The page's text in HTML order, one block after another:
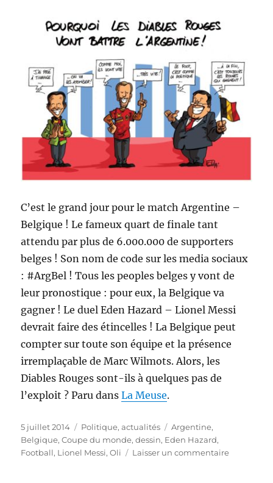
C’est le grand jour pour le match Argentine –
Belgique ! Le fameux quart de finale tant
attendu par plus de 6.000.000 de supporters
belges ! Son nom de code sur les media sociaux
: #ArgBel ! Tous les peoples belges y vont de
leur pronostique : pour eux, la Belgique va
gagner ! Le duel Eden Hazard – Lionel Messi
devrait faire des étincelles ! La Belgique peut
compter sur toute son équipe et la présence
irremplaçable de Marc Wilmots. Alors, les
Diables Rouges sont-ils à quelques pas de
l’exploit ? Paru dansLa Meuse.
Publié
le
5 juillet 2014 Catégories
Politique, actualités Étiquettes
Argentine,
Belgique,Coupe du monde,dessin, Eden Hazard,
Football, Lionel Messi,Oli Laisser un commentairesur